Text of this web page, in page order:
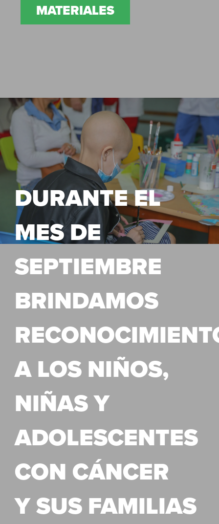
MATERIALES
DURANTE EL
MES DE
SEPTIEMBRE
BRINDAMOS
A LOS NIÑOS,
NIÑAS Y
ADOLESCENTES
CON CÁNCER
Y SUS FAMILIAS